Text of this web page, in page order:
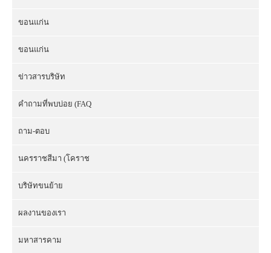
ขอนแก่น
ขอนแก่น
ข่าวสารบริษัท
คำถามที่พบบ่อย (FAQ
ถาม-ตอบ
นครราชสีมา (โคราช
บริษัทขนย้าย
ผลงานของเรา
มหาสารคาม